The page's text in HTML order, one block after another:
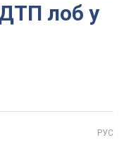
лоб у
РУС